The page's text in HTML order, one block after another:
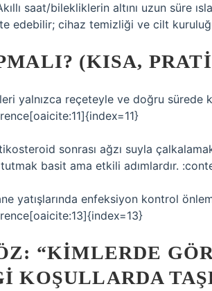
saat/bilekliklerin altını uzun süre
edebilir; cihaz temizliği ve cilt
(KISA,
yalnızca reçeteyle ve doğru sürede
sonrası ağzı suyla
basit ama etkili adımlardır.
yatışlarında enfeksiyon kontrol
“KIMLERDE
KOŞULLARDA